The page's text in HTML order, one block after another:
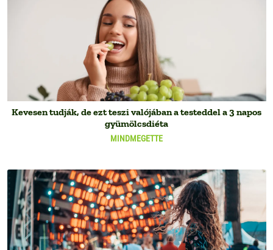
MINDMEGETTE
Kevesen tudják, de ezt teszi valójában a testeddel a 3 napos
gyümölcsdiéta